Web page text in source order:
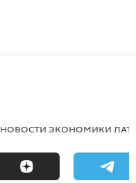
НОВОСТИ ЭКОНОМИКИ